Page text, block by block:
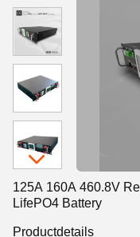
125A 160A 460.8V
LifePO4 Battery
Productdetails